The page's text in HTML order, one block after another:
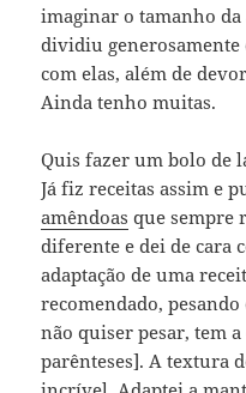
imaginar o tamanho
dividiu generosamente
com elas, além de
Ainda tenho muitas.
Quis fazer um bolo de
Já fiz receitas assim e
amêndoas que sempre
diferente e dei de cara
adaptação de uma
recomendado,
não quiser pesar, tem
parênteses]. A textura